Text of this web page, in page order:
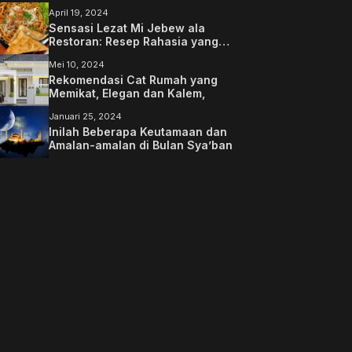
April 19, 2024
Sensasi Lezat Mi Jebew ala
Restoran: Resep Rahasia yang
Mei 10, 2024
Rekomendasi Cat Rumah yang
Memikat, Elegan dan Kalem,
Januari 25, 2024
Inilah Beberapa Keutamaan dan
Amalan-amalan di Bulan Sya’ban